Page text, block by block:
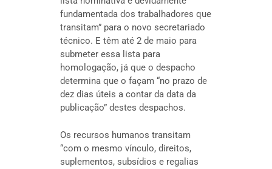
fundamentada dos trabalhadores que
transitam” para o novo secretariado
técnico. E têm até 2 de maio para
submeter essa lista para
homologação, já que o despacho
determina que o façam “no prazo de
dez dias úteis a contar da data da
publicação” destes despachos.
Os recursos humanos transitam
“com o mesmo vínculo, direitos,
suplementos, subsídios e regalias